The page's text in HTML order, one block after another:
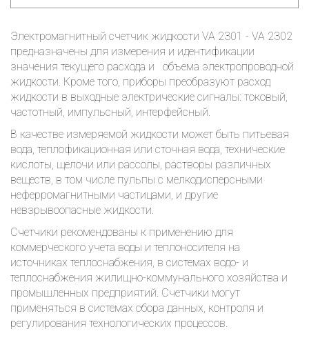
Электромагнитный счетчик жидкости VA 2301 - VA 2302
предназначены для измерения и идентификации
значения текущего расхода и объема электропроводной
жидкости. Кроме того, приборы преобразуют расход
жидкости в выходные электрические сигналы: токовый,
частотный, импульсный, интерфейсный.
В качестве измеряемой жидкости может быть питьевая
вода, теплофикационная или сточная вода, технические
кислоты, щелочи или рассолы, растворы различных
веществ, в том числе пульпы с мелкодисперсными
неферромагнитными частицами, и другие
невзрывоопасные жидкости.
Счетчики рекомендованы к применению для
коммерческого учета воды и теплоносителя на
источниках теплоснабжения, в системах водо- и
теплоснабжения жилищно-коммунального хозяйства и
промышленных предприятий. Счетчики могут
применяться в системах сбора данных, контроля и
регулирования технологических процессов.